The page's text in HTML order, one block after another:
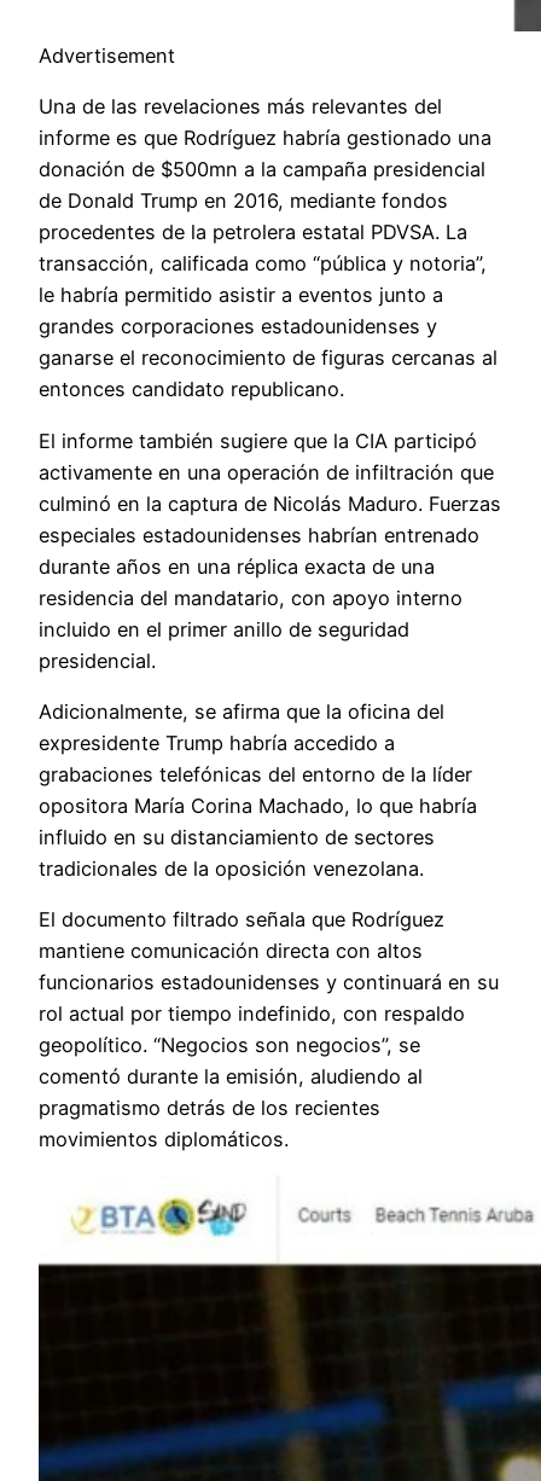
Advertisement
Una de las revelaciones más relevantes del
informe es que Rodríguez habría gestionado una
donación de $500mn a la campaña presidencial
de Donald Trump en 2016, mediante fondos
procedentes de la petrolera estatal PDVSA. La
transacción, calificada como “pública y notoria”,
le habría permitido asistir a eventos junto a
grandes corporaciones estadounidenses y
ganarse el reconocimiento de figuras cercanas al
entonces candidato republicano.
El informe también sugiere que la CIA participó
activamente en una operación de infiltración que
culminó en la captura de Nicolás Maduro. Fuerzas
especiales estadounidenses habrían entrenado
durante años en una réplica exacta de una
residencia del mandatario, con apoyo interno
incluido en el primer anillo de seguridad
presidencial.
Adicionalmente, se afirma que la oficina del
expresidente Trump habría accedido a
grabaciones telefónicas del entorno de la líder
opositora María Corina Machado, lo que habría
influido en su distanciamiento de sectores
tradicionales de la oposición venezolana.
El documento filtrado señala que Rodríguez
mantiene comunicación directa con altos
funcionarios estadounidenses y continuará en su
rol actual por tiempo indefinido, con respaldo
geopolítico. “Negocios son negocios”, se
comentó durante la emisión, aludiendo al
pragmatismo detrás de los recientes
movimientos diplomáticos.